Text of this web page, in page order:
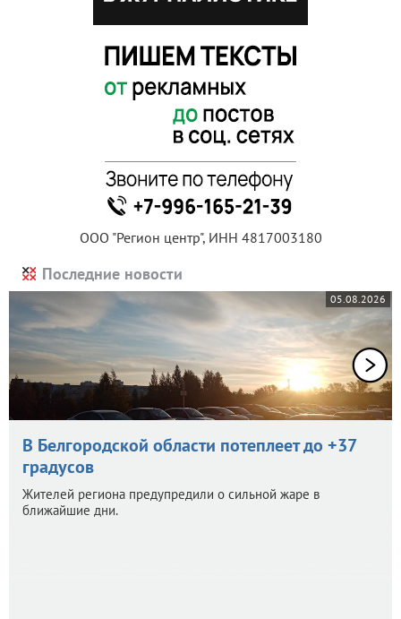
ООО "Регион центр", ИНН 4817003180
Последние новости
05.08.2026
В Белгородской области потеплеет до +37
градусов
Жителей региона предупредили о сильной жаре в
ближайшие дни.